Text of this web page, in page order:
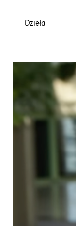
Dzieła